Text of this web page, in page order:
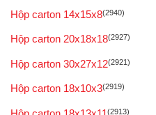
Hộp carton 14x15x8(2940)
Hộp carton 20x18x18(2927)
Hộp carton 30x27x12(2921)
Hộp carton 18x10x3(2919)
(2913)